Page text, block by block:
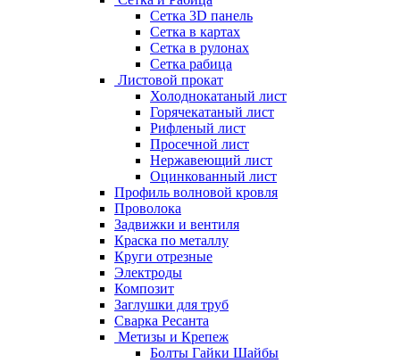
Сетка 3D панель
Сетка в картах
Сетка в рулонах
Сетка рабица
Листовой прокат
Холоднокатаный лист
Горячекатаный лист
Рифленый лист
Просечной лист
Нержавеющий лист
Оцинкованный лист
Профиль волновой кровля
Проволока
Задвижки и вентиля
Краска по металлу
Круги отрезные
Электроды
Композит
Заглушки для труб
Сварка Ресанта
Метизы и Крепеж
Болты Гайки Шайбы